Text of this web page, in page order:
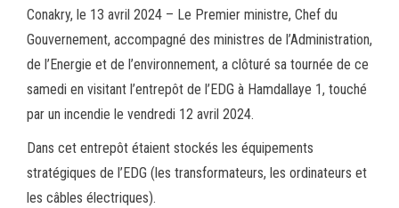
Conakry, le 13 avril 2024 – Le Premier ministre, Chef du
Gouvernement, accompagné des ministres de l’Administration,
de l’Energie et de l’environnement, a clôturé sa tournée de ce
samedi en visitant l’entrepôt de l’EDG à Hamdallaye 1, touché
par un incendie le vendredi 12 avril 2024.
Dans cet entrepôt étaient stockés les équipements
stratégiques de l’EDG (les transformateurs, les ordinateurs et
les câbles électriques).